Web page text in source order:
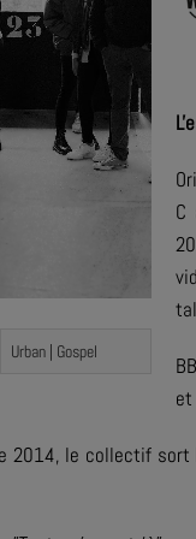
Urban | Gospel
C
2014, le collectif sort